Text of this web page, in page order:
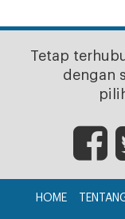
Tetap
dengan
HOME